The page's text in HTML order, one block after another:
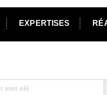
EXPERTISES